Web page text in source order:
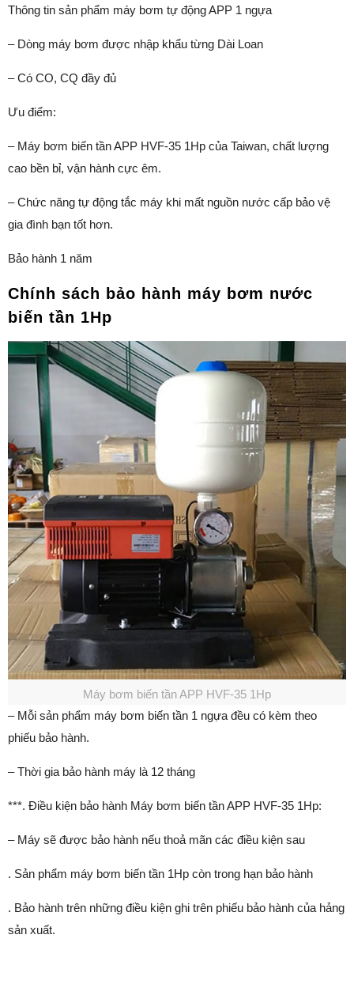
Thông tin sản phẩm máy bơm tự động APP 1 ngựa
– Dòng máy bơm được nhập khẩu từng Dài Loan
– Có CO, CQ đầy đủ
Ưu điểm:
– Máy bơm biến tần APP HVF-35 1Hp của Taiwan, chất lượng
cao bền bỉ, vận hành cực êm.
– Chức năng tự động tắc máy khi mất nguồn nước cấp bảo vệ
gia đình bạn tốt hơn.
Bảo hành 1 năm
Chính sách bảo hành máy bơm nước
biến tần 1Hp
Máy bơm biến tần APP HVF-35 1Hp
– Mỗi sản phẩm máy bơm biến tần 1 ngựa đều có kèm theo
phiếu bảo hành.
– Thời gia bảo hành máy là 12 tháng
***. Điều kiện bảo hành Máy bơm biến tần APP HVF-35 1Hp:
– Máy sẽ được bảo hành nếu thoả mãn các điều kiện sau
. Sản phẩm máy bơm biến tần 1Hp còn trong hạn bảo hành
. Bảo hành trên những điều kiện ghi trên phiếu bảo hành của hảng
sản xuất.